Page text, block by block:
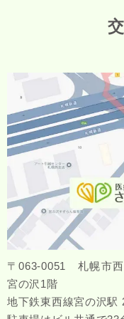
〒063-0051 札幌市
宮の沢1階
地下鉄東西線宮の沢駅